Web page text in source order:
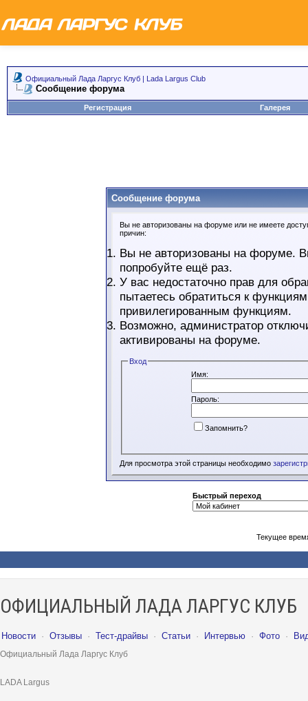
Официальный Лада Ларгус Клуб | Lada Largus Club
Сообщение форума
Регистрация Галерея
Сообщение форума
Вы не авторизованы на форуме или не имеете
причин:
Вы не авторизованы на форуме.
попробуйте ещё раз.
У вас недостаточно прав для
пытаетесь обратиться к
привилегированным функциям.
Возможно, администратор
активированы на форуме.
Вход
Имя:
Пароль:
Запомнить?
Для просмотра этой страницы необходимо
Быстрый переход
Текущее
ОФИЦИАЛЬНЫЙ ЛАДА ЛАРГУС КЛУБ
Новости · Отзывы · Тест-драйвы · Статьи · Интервью · Фото ·
Официальный Лада Ларгус Клуб
LADA Largus